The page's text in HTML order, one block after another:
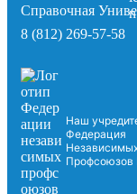
Справочная
8 (812) 269-57-58
Наш
Федерация
Профсоюзов